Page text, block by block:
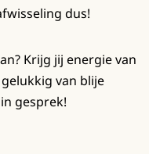
dus!
Krijg jij energie van
van blije
gesprek!